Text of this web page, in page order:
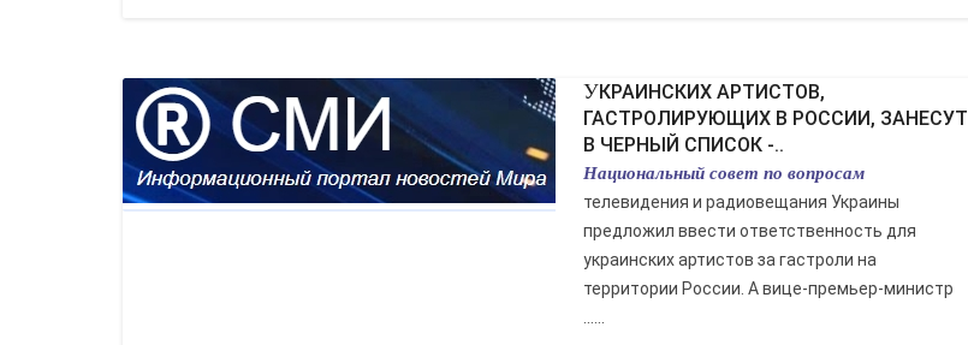
УКРАИНСКИХ АРТИСТОВ,
ГАСТРОЛИРУЮЩИХ В РОССИИ, ЗАНЕСУТ
В ЧЕРНЫЙ СПИСОК -..
Национальный совет по вопросам
телевидения и радиовещания Украины
предложил ввести ответственность для
украинских артистов за гастроли на
территории России. А вице-премьер-министр